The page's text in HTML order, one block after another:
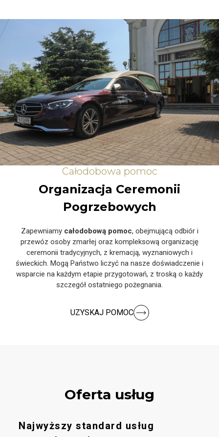
Całodobowa pomoc
Organizacja Ceremonii
Pogrzebowych
Zapewniamy całodobową pomoc, obejmującą odbiór i
przewóz osoby zmarłej oraz kompleksową organizację
ceremonii tradycyjnych, z kremacją, wyznaniowych i
świeckich. Mogą Państwo liczyć na nasze doświadczenie i
wsparcie na każdym etapie przygotowań, z troską o każdy
szczegół ostatniego pożegnania.
UZYSKAJ POMOC
Oferta usług
Najwyższy standard usług